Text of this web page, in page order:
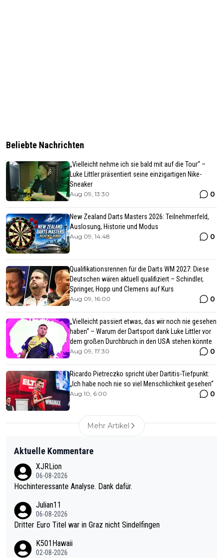
Beliebte Nachrichten
„Vielleicht nehme ich sie bald mit auf die Tour“ –
Luke Littler präsentiert seine einzigartigen Nike-
Sneaker
Aug 09, 13:30 0
New Zealand Darts Masters 2026: Teilnehmerfeld,
Auslosung, Historie und Modus
Aug 09, 14:48 0
Qualifikationsrennen für die Darts WM 2027: Diese
Deutschen wären aktuell qualifiziert – Schindler,
Springer, Hopp und Clemens auf Kurs
Aug 09, 16:00 0
„Vielleicht passiert etwas, das wir noch nie gesehen
haben“ – Warum der Dartsport dank Luke Littler vor
dem großen Durchbruch in den USA stehen könnte
Aug 09, 17:30 0
Ricardo Pietreczko spricht über Dartitis-Tiefpunkt:
„Ich habe noch nie so viel Menschlichkeit gesehen“
Aug 10, 6:00 0
Mehr Artikel
Aktuelle Kommentare
XJRLion
06-08-2026
Hochinteressante Analyse. Dank dafür.
Julian11
06-08-2026
Dritter Euro Titel war in Graz nicht Sindelfingen
K501Hawaii
02-08-2026